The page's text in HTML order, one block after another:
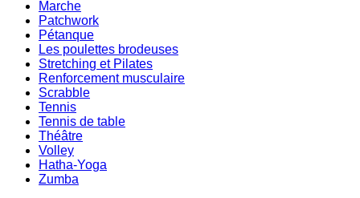
Marche
Patchwork
Pétanque
Les poulettes brodeuses
Stretching et Pilates
Renforcement musculaire
Scrabble
Tennis
Tennis de table
Théâtre
Volley
Hatha-Yoga
Zumba